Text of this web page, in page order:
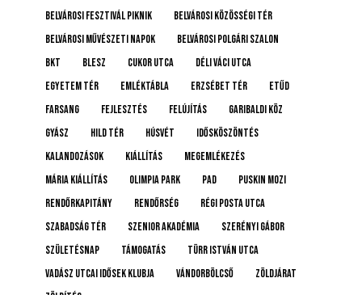
Belvárosi Fesztivál Piknik
Belvárosi Közösségi Tér
Belvárosi Művészeti Napok
Belvárosi Polgári Szalon
BKT
BLESZ Cukor utca
Déli Váci utca
Egyetem tér
emléktábla Erzsébet tér
etűd
farsang
fejlesztés felújítás
Garibaldi köz
gyász
Hild tér húsvét
idősköszöntés
Kalandozások
kiállítás
megemlékezés
Mária kiállítás
Olimpia Park pad
Puskin mozi
rendőrkapitány
rendőrség
Régi posta utca
Szabadság tér
Szenior Akadémia
Szerényi Gábor
születésnap
támogatás
Türr István utca
Vadász Utcai Idősek Klubja
Vándorbölcső
Zöldjárat